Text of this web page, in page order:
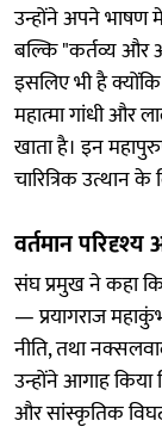
उन्होंने अपने भाषण
बल्कि "कर्तव्य और
इसलिए भी है
महात्मा गांधी और
खाता है। इन
चारित्रिक उत्थान
वर्तमान
संघ प्रमुख ने कहा
— प्रयागराज
नीति, तथा
उन्होंने आगाह
और सांस्कृतिक